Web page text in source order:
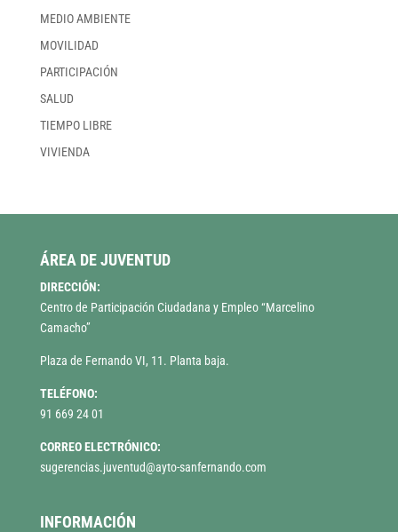
MEDIO AMBIENTE
MOVILIDAD
PARTICIPACIÓN
SALUD
TIEMPO LIBRE
VIVIENDA
ÁREA DE JUVENTUD
DIRECCIÓN:
Centro de Participación Ciudadana y Empleo “Marcelino
Camacho”
Plaza de Fernando VI, 11. Planta baja.
TELÉFONO:
91 669 24 01
CORREO ELECTRÓNICO:
sugerencias.juventud@ayto-sanfernando.com
INFORMACIÓN